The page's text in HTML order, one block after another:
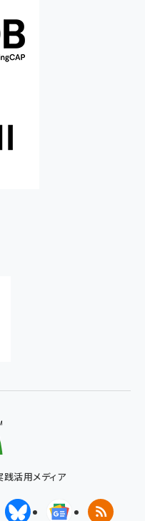
活用メディア
ックス)BlueskyGoogleニュ
RSS